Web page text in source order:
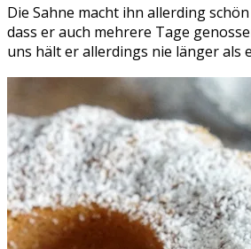
Die Sahne macht ihn allerding
dass er auch mehrere Tage
uns hält er allerdings nie länger als